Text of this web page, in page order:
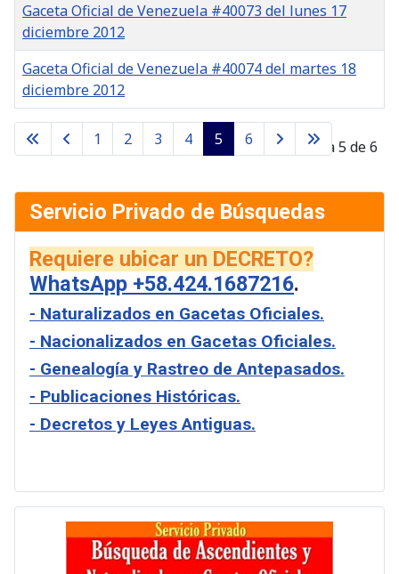
Gacetas
Gaceta Oficial de Venezuela #40073 del lunes 17
diciembre 2012
Gaceta Oficial de Venezuela #40074 del martes 18
diciembre 2012
Página 5 de 6
1 2 3 4 5 6
Servicio Privado de Búsquedas
Requiere ubicar un DECRETO?
WhatsApp +58.424.1687216.
- Naturalizados en Gacetas Oficiales.
- Nacionalizados en Gacetas Oficiales.
- Genealogía y Rastreo de Antepasados.
- Publicaciones Históricas.
- Decretos y Leyes Antiguas.